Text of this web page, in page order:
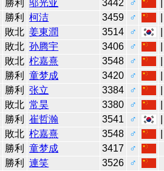
勝利 邬光亚 3442 ♂
勝利 柯洁 3459 ♂
敗北 姜東潤 3514 ♂
敗北 孙腾宇 3406 ♂
敗北 柁嘉熹 3548 ♂
勝利 童梦成 3420 ♂
勝利 张立 3384 ♂
敗北 常昊 3380 ♂
勝利 崔哲瀚 3541 ♂
敗北 柁嘉熹 3548 ♂
勝利 童梦成 3417
♂
勝利 連笑 3526
♂